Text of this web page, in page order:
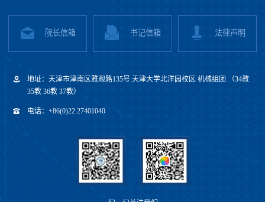
院长信箱 书记信箱 法律声明
地址：天津市津南区雅观路135号 天津大学北洋园校区 机械组团 （34教
35教 36教 37教）
电话：+86(0)22 27401040